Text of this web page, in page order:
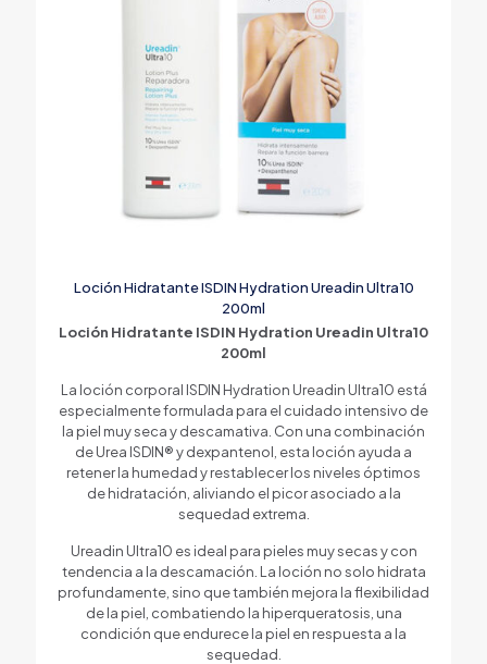
Loción Hidratante ISDIN Hydration Ureadin Ultra10
200ml
Loción Hidratante ISDIN Hydration Ureadin Ultra10
200ml
La loción corporal ISDIN Hydration Ureadin Ultra10 está
especialmente formulada para el cuidado intensivo de
la piel muy seca y descamativa. Con una combinación
de Urea ISDIN® y dexpantenol, esta loción ayuda a
retener la humedad y restablecer los niveles óptimos
de hidratación, aliviando el picor asociado a la
sequedad extrema.
Ureadin Ultra10 es ideal para pieles muy secas y con
tendencia a la descamación. La loción no solo hidrata
profundamente, sino que también mejora la flexibilidad
de la piel, combatiendo la hiperqueratosis, una
condición que endurece la piel en respuesta a la
sequedad.